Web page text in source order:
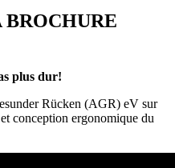
plus dur!
Rücken (AGR) eV sur
conception ergonomique du